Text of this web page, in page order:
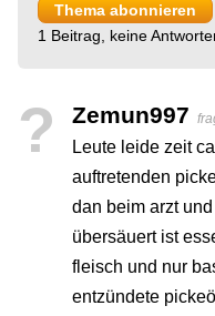
Thema abonnieren
1 Beitrag, keine
? Zemun997
Leute leide zeit
auftretenden
dan beim arzt
übersäuert ist
fleisch und nur
entzündete